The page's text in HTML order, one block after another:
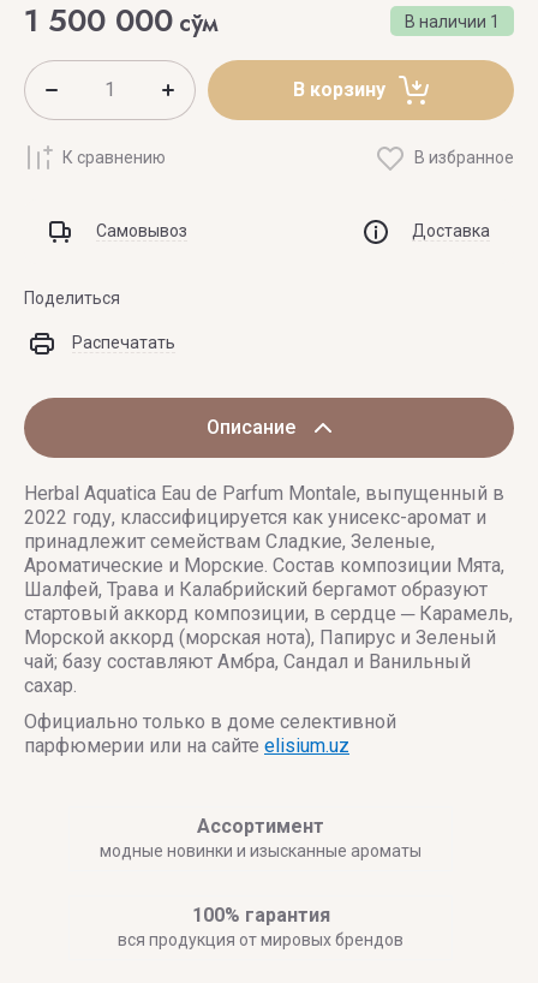
В наличии 1
1 500 000 сўм
В корзину
К сравнению В избранное
Самовывоз Доставка
Поделиться
Распечатать
Описание
Herbal Aquatica Eau de Parfum Montale, выпущенный в
2022 году, классифицируется как унисекс-аромат и
принадлежит семействам Сладкие, Зеленые,
Ароматические и Морские. Состав композиции Мята,
Шалфей, Трава и Калабрийский бергамот образуют
стартовый аккорд композиции, в сердце ─ Карамель,
Морской аккорд (морская нота), Папирус и Зеленый
чай; базу составляют Амбра, Сандал и Ванильный
сахар.
Официально только в доме селективной
парфюмерии или на сайте elisium.uz
Ассортимент
модные новинки и изысканные ароматы
100% гарантия
вся продукция от мировых брендов